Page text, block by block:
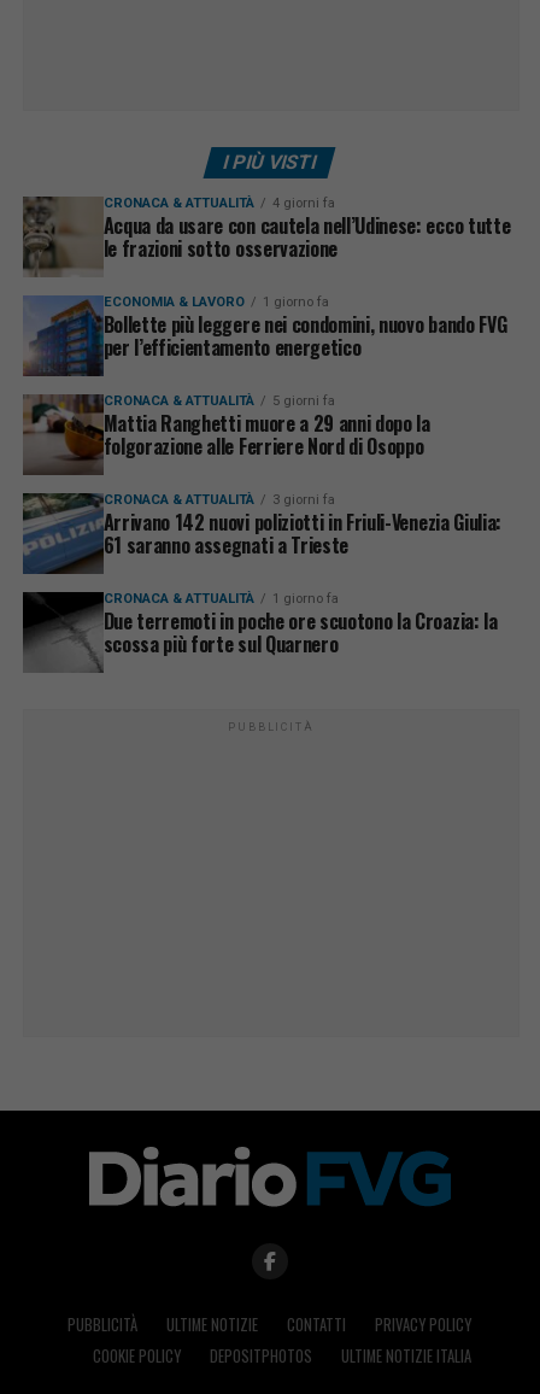
I PIÙ VISTI
CRONACA & ATTUALITÀ 4 giorni fa
Acqua da usare con cautela nell’Udinese: ecco tutte
le frazioni sotto osservazione
ECONOMIA & LAVORO 1 giorno fa
Bollette più leggere nei condomini, nuovo bando FVG
per l’efficientamento energetico
CRONACA & ATTUALITÀ 5 giorni fa
Mattia Ranghetti muore a 29 anni dopo la
folgorazione alle Ferriere Nord di Osoppo
CRONACA & ATTUALITÀ 3 giorni fa
Arrivano 142 nuovi poliziotti in Friuli-Venezia Giulia:
61 saranno assegnati a Trieste
CRONACA & ATTUALITÀ 1 giorno fa
Due terremoti in poche ore scuotono la Croazia: la
scossa più forte sul Quarnero
PUBBLICITÀ
PUBBLICITÀ ULTIME NOTIZIE CONTATTI
PRIVACY POLICY
COOKIE POLICY
DEPOSITPHOTOS ULTIME NOTIZIE ITALIA